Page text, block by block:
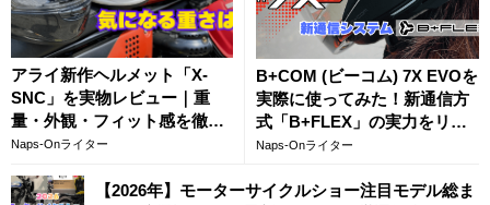
アライ新作ヘルメット「X-
SNC」を実物レビュー｜重
量・外観・フィット感を徹底
チェック
Naps-Onライター
B+COM (ビーコム) 7X EVOを
実際に使ってみた！新通信方
式「B+FLEX」の実力をリア
ル評価レビュー
Naps-Onライター
【2026年】モーターサイクルショー注目モデル総ま